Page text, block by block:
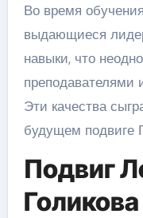
Во время
выдающиеся
навыки, что
Эти качества
будущем подвиге
Подвиг
Голикова